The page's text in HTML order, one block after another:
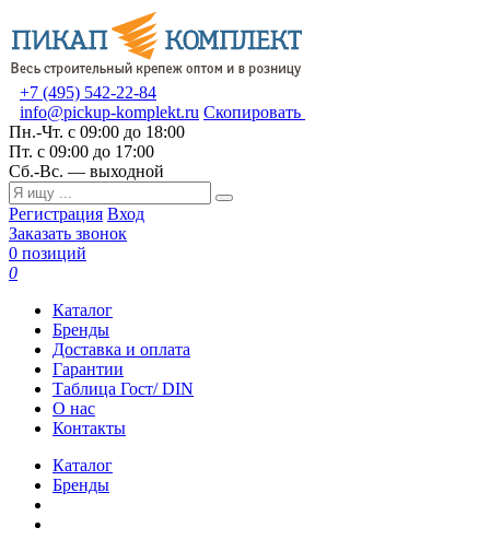
+7 (495) 542-22-84
info@pickup-komplekt.ru Скопировать
Пн.-Чт. с 09:00 до 18:00
Пт. с 09:00 до 17:00
Сб.-Вс. — выходной
Регистрация Вход
Заказать звонок
0 позиций
0
Каталог
Бренды
Доставка и оплата
Гарантии
Таблица Гост/ DIN
О нас
Контакты
Каталог
Бренды